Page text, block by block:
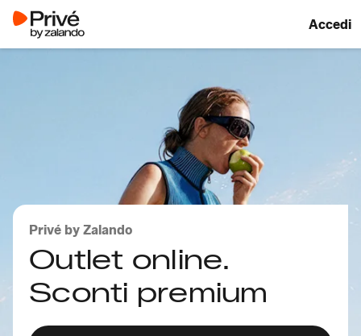
Accedi
Privé by Zalando
Outlet online.
Sconti premium